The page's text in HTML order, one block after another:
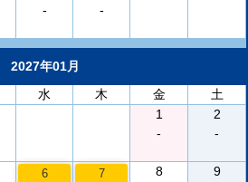
-
-
2027年01月
水 木 金
土
1
-
2
-
6 7
8
9